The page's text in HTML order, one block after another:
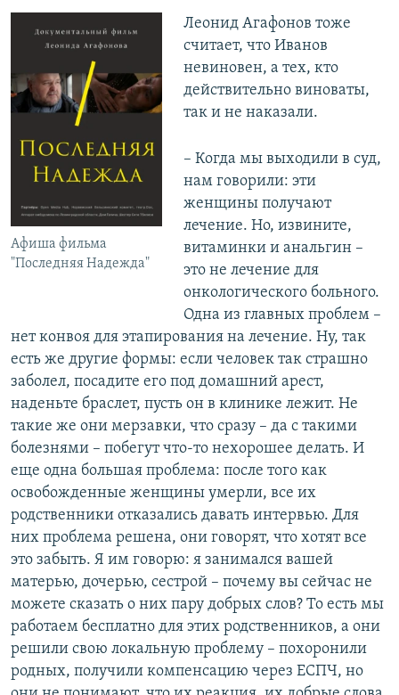
Афиша фильма
"Последняя Надежда"
Леонид Агафонов тоже
считает, что Иванов
невиновен, а тех, кто
действительно виноваты,
так и не наказали.
– Когда мы выходили в суд,
нам говорили: эти
женщины получают
лечение. Но, извините,
витаминки и анальгин –
это не лечение для
онкологического больного.
Одна из главных проблем –
нет конвоя для этапирования на лечение. Ну, так
есть же другие формы: если человек так страшно
заболел, посадите его под домашний арест,
наденьте браслет, пусть он в клинике лежит. Не
такие же они мерзавки, что сразу – да с такими
болезнями – побегут что-то нехорошее делать. И
еще одна большая проблема: после того как
освобожденные женщины умерли, все их
родственники отказались давать интервью. Для
них проблема решена, они говорят, что хотят все
это забыть. Я им говорю: я занимался вашей
матерью, дочерью, сестрой – почему вы сейчас не
можете сказать о них пару добрых слов? То есть мы
работаем бесплатно для этих родственников, а они
решили свою локальную проблему – похоронили
родных, получили компенсацию через ЕСПЧ, но